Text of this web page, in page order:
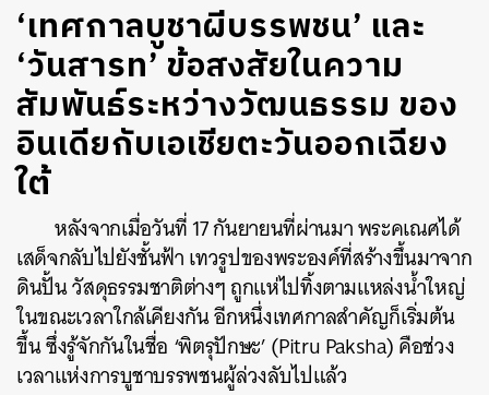
‘เทศกาลบูชาผีบรรพชน’ และ
‘วันสารท’ ข้อสงสัยในความ
สัมพันธ์ระหว่างวัฒนธรรม ของ
อินเดียกับเอเชียตะวันออกเฉียง
ใต้
หลังจากเมื่อวันที่ 17 กันยายนที่ผ่านมา พระคเณศได้
เสด็จกลับไปยังชั้นฟ้า เทวรูปของพระองค์ที่สร้างขึ้นมาจาก
ดินปั้น วัสดุธรรมชาติต่างๆ ถูกแห่ไปทิ้งตามแหล่งน้ำใหญ่
ในขณะเวลาใกล้เคียงกัน อีกหนึ่งเทศกาลสำคัญก็เริ่มต้น
ขึ้น ซึ่งรู้จักกันในชื่อ ‘พิตรุปักษะ’ (Pitru Paksha) คือช่วง
เวลาแห่งการบูชาบรรพชนผู้ล่วงลับไปแล้ว